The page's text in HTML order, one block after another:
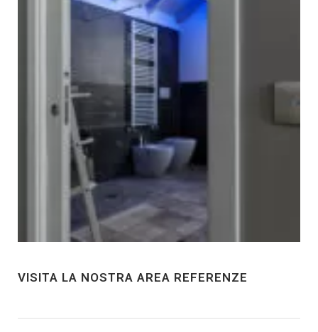
VISITA LA NOSTRA AREA REFERENZE